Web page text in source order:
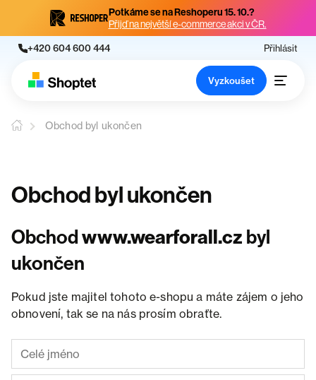
Potkáme se na Reshoperu 15. 10.?
Přijď na největší e-commerce akci v ČR.
+420 604 600 444 Přihlásit
Vyzkoušet
Obchod byl ukončen
Obchod byl ukončen
Obchodwww.wearforall.cz byl
ukončen
Pokud jste majitel tohoto e-shopu a máte zájem o jeho
obnovení, tak se na nás prosím obraťte.